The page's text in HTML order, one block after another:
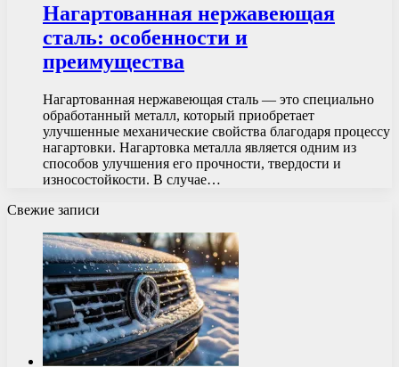
Нагартованная нержавеющая
сталь: особенности и
преимущества
Нагартованная нержавеющая сталь — это специально
обработанный металл, который приобретает
улучшенные механические свойства благодаря процессу
нагартовки. Нагартовка металла является одним из
способов улучшения его прочности, твердости и
износостойкости. В случае…
Свежие записи